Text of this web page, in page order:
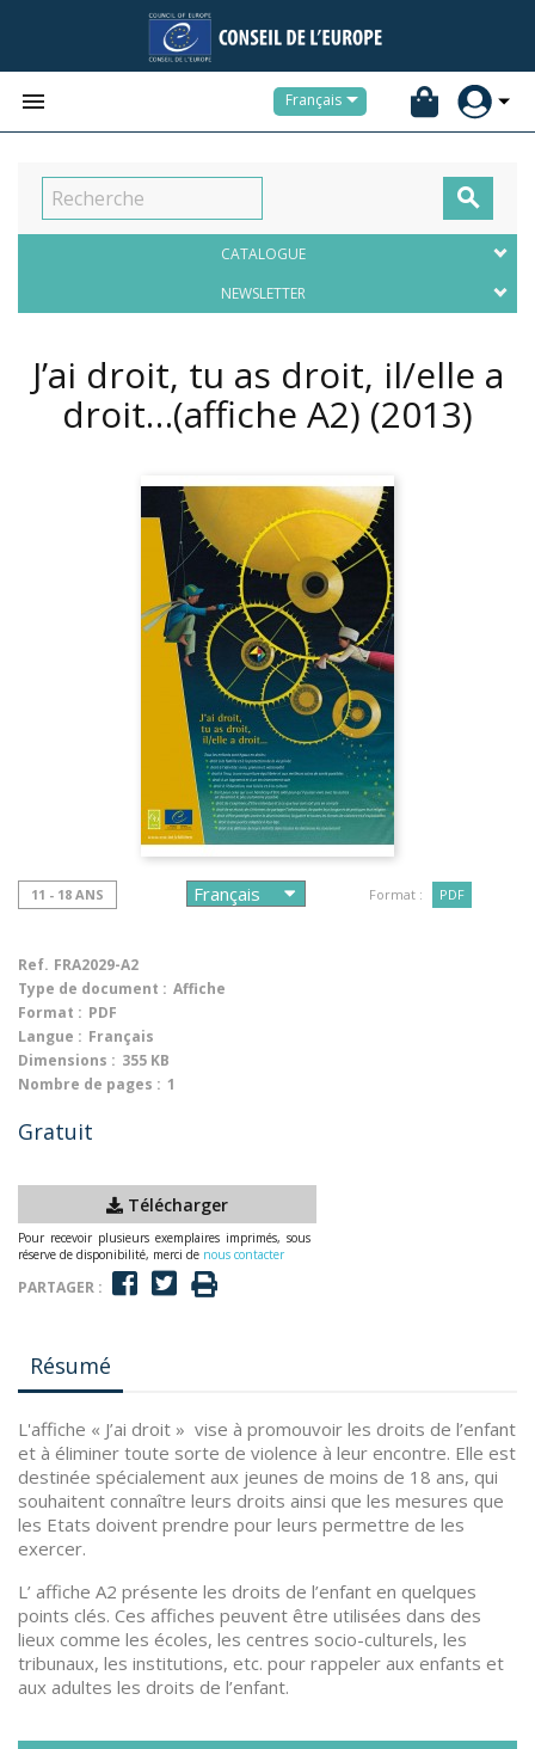
 Français

CATALOGUE
NEWSLETTER
J’ai droit, tu as droit, il/elle a
droit…(affiche A2) (2013)
11 - 18 ANS Format : PDF
Ref. FRA2029-A2
Type de document : Affiche
Format : PDF
Langue : Français
Dimensions : 355 KB
Nombre de pages : 1
Gratuit
Télécharger
Pour recevoir plusieurs exemplaires imprimés, sous
réserve de disponibilité, merci de nous contacter
PARTAGER :
Résumé
L'affiche « J’ai droit » vise à promouvoir les droits de l’enfant
et à éliminer toute sorte de violence à leur encontre. Elle est
destinée spécialement aux jeunes de moins de 18 ans, qui
souhaitent connaître leurs droits ainsi que les mesures que
les Etats doivent prendre pour leurs permettre de les
exercer.
L’ affiche A2 présente les droits de l’enfant en quelques
points clés. Ces affiches peuvent être utilisées dans des
lieux comme les écoles, les centres socio-culturels, les
tribunaux, les institutions, etc. pour rappeler aux enfants et
aux adultes les droits de l’enfant.